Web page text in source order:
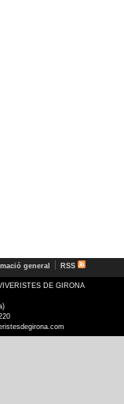
general RSS
DE GIRONA